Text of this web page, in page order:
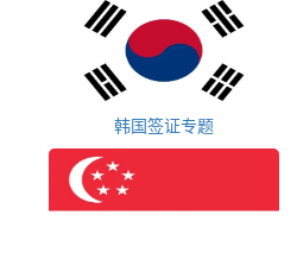
韩国签证专题